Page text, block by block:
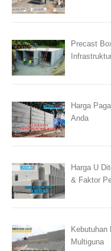
Precast
Harga
Anda
Harga U
& Faktor
Kebutuhan
Multiguna